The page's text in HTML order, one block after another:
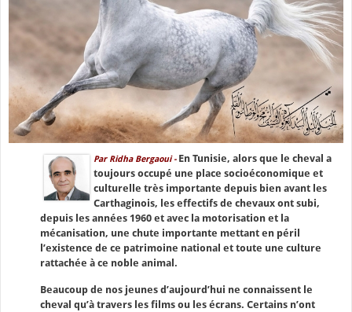
Par Ridha Bergaoui -En Tunisie, alors que le cheval a
toujours occupé une place socioéconomique et
culturelle très importante depuis bien avant les
Carthaginois, les effectifs de chevaux ont subi,
depuis les années 1960 et avec la motorisation et la
mécanisation, une chute importante mettant en péril
l’existence de ce patrimoine national et toute une culture
rattachée à ce noble animal.
Beaucoup de nos jeunes d’aujourd’hui ne connaissent le
cheval qu’à travers les films ou les écrans. Certains n’ont